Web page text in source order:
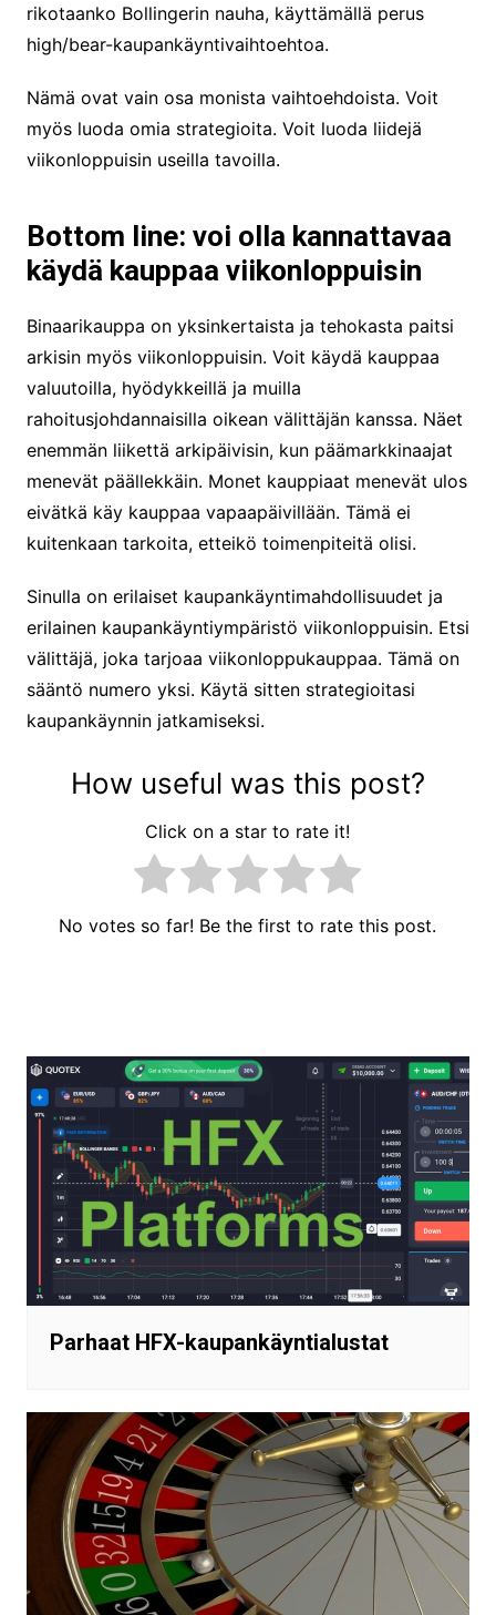
rikotaanko Bollingerin nauha, käyttämällä perus
high/bear-kaupankäyntivaihtoehtoa.
Nämä ovat vain osa monista vaihtoehdoista. Voit
myös luoda omia strategioita. Voit luoda liidejä
viikonloppuisin useilla tavoilla.
Bottom line: voi olla kannattavaa
käydä kauppaa viikonloppuisin
Binaarikauppa on yksinkertaista ja tehokasta paitsi
arkisin myös viikonloppuisin. Voit käydä kauppaa
valuutoilla, hyödykkeillä ja muilla
rahoitusjohdannaisilla oikean välittäjän kanssa. Näet
enemmän liikettä arkipäivisin, kun päämarkkinaajat
menevät päällekkäin. Monet kauppiaat menevät ulos
eivätkä käy kauppaa vapaapäivillään. Tämä ei
kuitenkaan tarkoita, etteikö toimenpiteitä olisi.
Sinulla on erilaiset kaupankäyntimahdollisuudet ja
erilainen kaupankäyntiympäristö viikonloppuisin. Etsi
välittäjä, joka tarjoaa viikonloppukauppaa. Tämä on
sääntö numero yksi. Käytä sitten strategioitasi
kaupankäynnin jatkamiseksi.
How useful was this post?
Click on a star to rate it!
No votes so far! Be the first to rate this post.
Parhaat HFX-kaupankäyntialustat